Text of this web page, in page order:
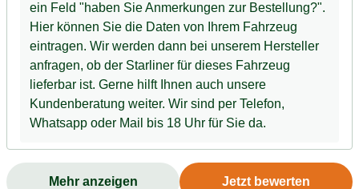
ein Feld "haben Sie Anmerkungen zur Bestellung?".
Hier können Sie die Daten von Ihrem Fahrzeug
eintragen. Wir werden dann bei unserem Hersteller
anfragen, ob der Starliner für dieses Fahrzeug
lieferbar ist. Gerne hilft Ihnen auch unsere
Kundenberatung weiter. Wir sind per Telefon,
Whatsapp oder Mail bis 18 Uhr für Sie da.
Mehr anzeigen Jetzt bewerten